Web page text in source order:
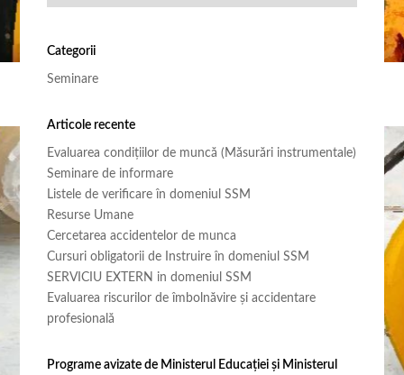
Categorii
Seminare
Articole recente
Evaluarea condițiilor de muncă (Măsurări instrumentale)
Seminare de informare
Listele de verificare în domeniul SSM
Resurse Umane
Cercetarea accidentelor de munca
Cursuri obligatorii de Instruire în domeniul SSM
SERVICIU EXTERN in domeniul SSM
Evaluarea riscurilor de îmbolnăvire și accidentare
profesională
Programe avizate de Ministerul Educației și Ministerul